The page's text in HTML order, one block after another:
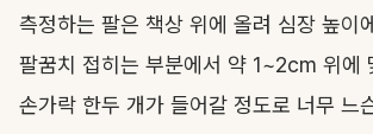
측정하는 팔은 책상 위에 올려 심장 높이
팔꿈치 접히는 부분에서 약 1~2cm 위에
손가락 한두 개가 들어갈 정도로 너무 느